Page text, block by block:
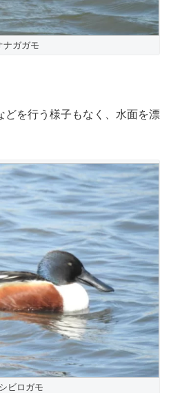
ナガガモ
どを行う様子もなく、水面を漂
ビロガモ